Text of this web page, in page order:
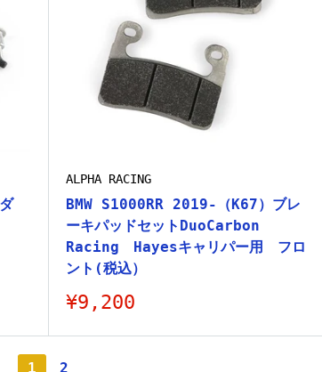
ALPHA RACING
BMW S1000RR 2019-（K67）ブレ
ーキパッドセットDuoCarbon
Racing Hayesキャリパー用 フロ
ント(税込）
販
価
格
¥9,200
1 2